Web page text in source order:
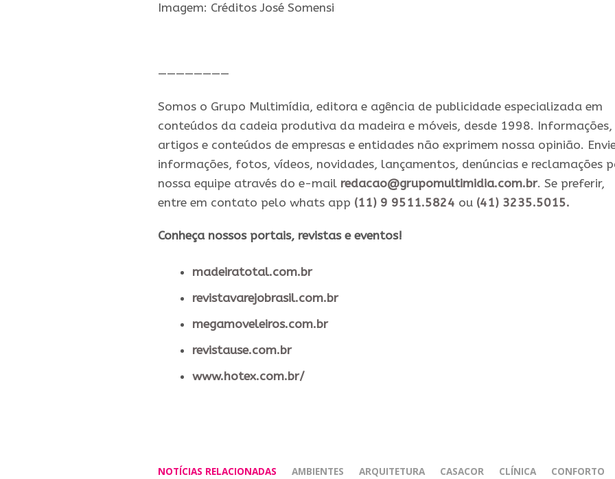
Imagem: Créditos José Somensi
————————
Somos o Grupo Multimídia, editora e agência de publicidade especializada em
conteúdos da cadeia produtiva da madeira e móveis, desde 1998. Informações,
artigos e conteúdos de empresas e entidades não exprimem nossa opinião.
informações, fotos, vídeos, novidades, lançamentos, denúncias e reclamações
nossa equipe através do e-mail redacao@grupomultimidia.com.br. Se preferir,
entre em contato pelo whats app (11) 9 9511.5824 ou (41) 3235.5015.
​Conheça nossos ​portais, revistas e eventos​!
madeiratotal.com.br
revistavarejobrasil.com.br
megamoveleiros.com.br
revistause.com.br
www.hotex.com.br/
NOTÍCIAS RELACIONADAS AMBIENTES ARQUITETURA CASACOR CLÍNICA
CONFORTO